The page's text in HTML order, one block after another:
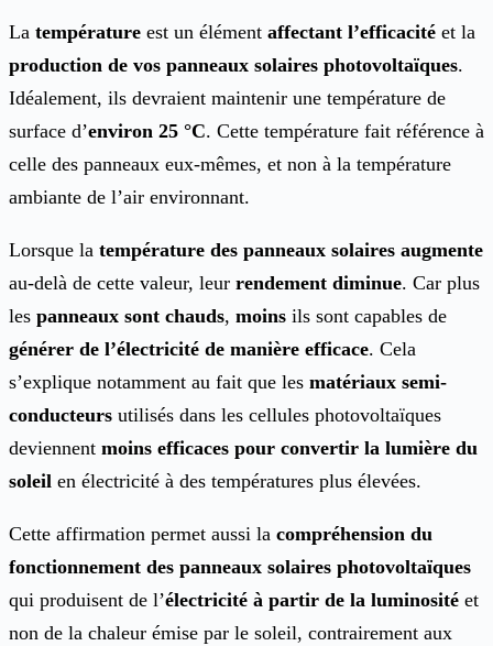
La température est un élément affectant l’efficacité et la
production de vos panneaux solaires photovoltaïques.
Idéalement, ils devraient maintenir une température de
surface d’environ 25 °C. Cette température fait référence à
celle des panneaux eux-mêmes, et non à la température
ambiante de l’air environnant.
Lorsque la température des panneaux solaires augmente
au-delà de cette valeur, leur rendement diminue. Car plus
les panneaux sont chauds, moins ils sont capables de
générer de l’électricité de manière efficace. Cela
s’explique notamment au fait que les matériaux semi-
conducteurs utilisés dans les cellules photovoltaïques
deviennent moins efficaces pour convertir la lumière du
soleil en électricité à des températures plus élevées.
Cette affirmation permet aussi la compréhension du
fonctionnement des panneaux solaires photovoltaïques
qui produisent de l’électricité à partir de la luminosité et
non de la chaleur émise par le soleil, contrairement aux